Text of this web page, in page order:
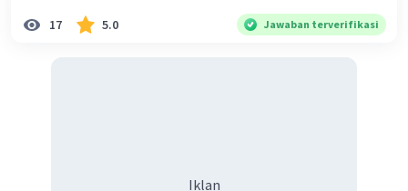
2x + 3y = 18
2(0) + 3y = 18
17 5.0 Jawaban terverifikasi
Iklan